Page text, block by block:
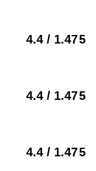
4.4 / 1.475
4.4 / 1.475
4.4 / 1.475